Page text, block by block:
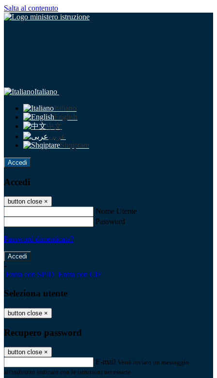
Salta al contenuto
Italiano
Italiano
English
中文
عربى
Shqiptare
Accedi
Accedi
button close ×
Nome Utente
Password
Password dimenticata?
-
Entra con SPID Entra con CIE
Seleziona utente
button close ×
Recupero password
button close ×
E-mail Verrà inviato un messaggio
all'indirizzo indicato con le istruzioni necessarie.